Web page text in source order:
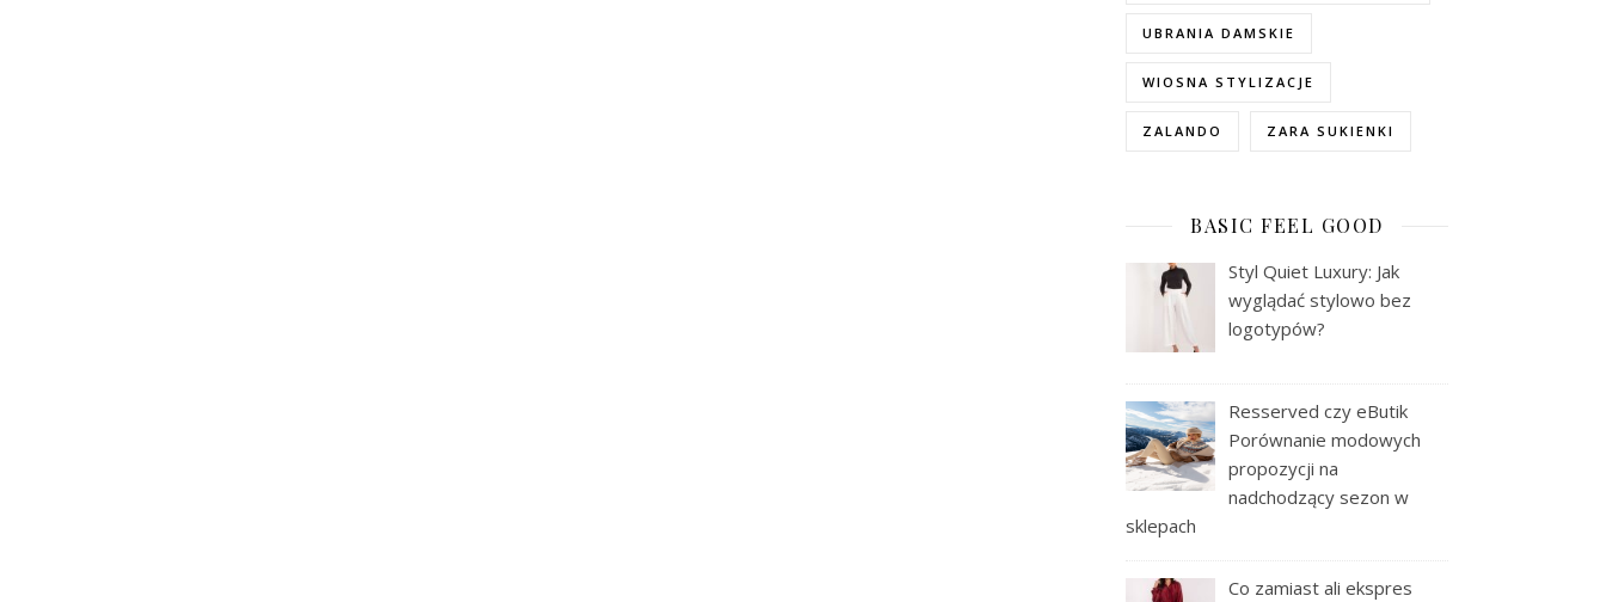
UBRANIA DAMSKIE
WIOSNA STYLIZACJE
ZALANDO ZARA SUKIENKI
BASIC FEEL GOOD
Styl Quiet Luxury: Jak
wyglądać stylowo bez
logotypów?
Resserved czy eButik
Porównanie modowych
propozycji na
nadchodzący sezon w
sklepach
Co zamiast ali ekspres